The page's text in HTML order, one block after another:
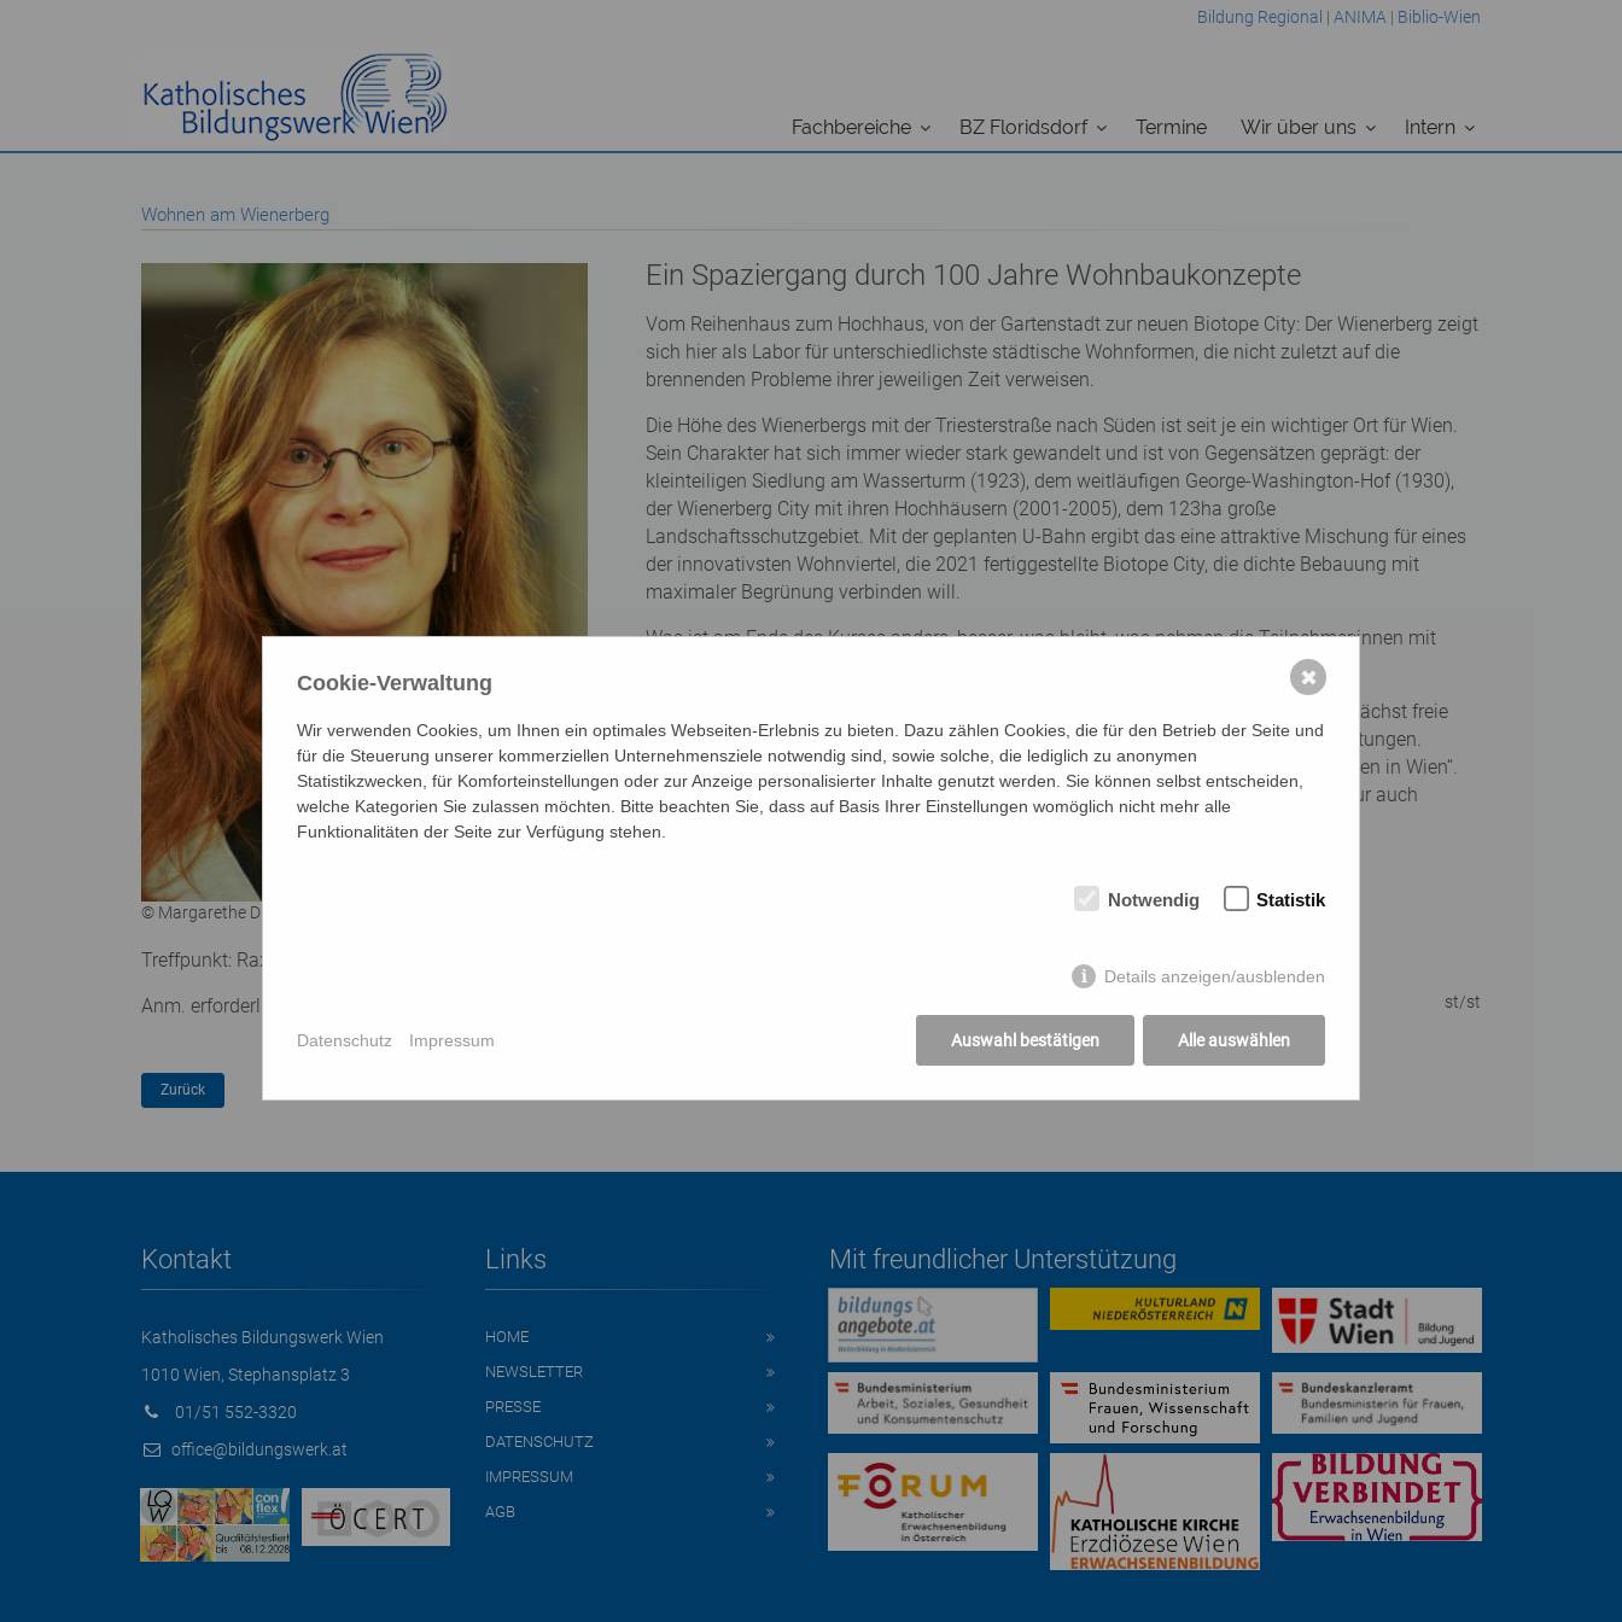
Bildung Regional | ANIMA | Biblio-Wien
Fachbereiche BZ Floridsdorf Termine Wir über uns Intern
Wohnen am Wienerberg
© Margarethe Drexel | Felicitas Konecny
Ein Spaziergang durch 100 Jahre Wohnbaukonzepte
Vom Reihenhaus zum Hochhaus, von der Gartenstadt zur neuen Biotope City: Der Wienerberg zeigt
sich hier als Labor für unterschiedlichste städtische Wohnformen, die nicht zuletzt auf die
brennenden Probleme ihrer jeweiligen Zeit verweisen.
Die Höhe des Wienerbergs mit der Triesterstraße nach Süden ist seit je ein wichtiger Ort für Wien.
Sein Charakter hat sich immer wieder stark gewandelt und ist von Gegensätzen geprägt: der
kleinteiligen Siedlung am Wasserturm (1923), dem weitläufigen George-Washington-Hof (1930),
der Wienerberg City mit ihren Hochhäusern (2001-2005), dem 123ha große
Landschaftsschutzgebiet. Mit der geplanten U-Bahn ergibt das eine attraktive Mischung für eines
der innovativsten Wohnviertel, die 2021 fertiggestellte Biotope City, die dichte Bebauung mit
maximaler Begrünung verbinden will.
Was ist am Ende des Kurses anders, besser, was bleibt, was nehmen die Teilnehmer:innen mit
Referentin: Felicitas Konecny (Studium der Architektur in Graz, Neapel und Wien. Zunächst freie
Mitarbeit in Architekturbüros, Kuratierung und Organisation von Architekturveranstaltungen.
„guiding architect“, Eigentümerin von „Architectural Tours Vienna. Architekturführungen in Wien“.
Fremdenführerin , begeistert von der Vielfalt und Alltagsqualität der Wiener Architektur auch
abseits des Starkults)
Kosten: 18,– plus 3,– Audioguide ab einer bestimmten Gruppengröße
Treffpunkt: Raxstraße/Windtenstraße, Schleife der Straßenbahn 1, 1100 Wien
Anm. erforderlich: bildungszentrum@bildungswerk.at oder Tel. 01/51 552-5108
st/st
Kontakt
Katholisches Bildungswerk Wien
1010 Wien, Stephansplatz 3
01/51 552-3320
office@bildungswerk.at
Links
HOME
NEWSLETTER
PRESSE
DATENSCHUTZ
IMPRESSUM
AGB
Mit freundlicher Unterstützung
Cookie-Verwaltung
Wir verwenden Cookies, um Ihnen ein optimales Webseiten-Erlebnis zu bieten. Dazu zählen Cookies, die für den Betrieb der Seite und
für die Steuerung unserer kommerziellen Unternehmensziele notwendig sind, sowie solche, die lediglich zu anonymen
Statistikzwecken, für Komforteinstellungen oder zur Anzeige personalisierter Inhalte genutzt werden. Sie können selbst entscheiden,
welche Kategorien Sie zulassen möchten. Bitte beachten Sie, dass auf Basis Ihrer Einstellungen womöglich nicht mehr alle
Funktionalitäten der Seite zur Verfügung stehen.
Notwendig Statistik
Details anzeigen/ausblenden
Auswahl bestätigen Alle auswählen
Datenschutz Impressum
✖